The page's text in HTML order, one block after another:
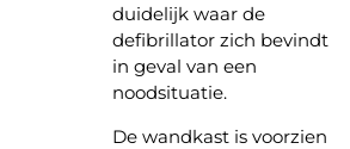
duidelijk waar de
defibrillator zich bevindt
in geval van een
noodsituatie.
De wandkast is voorzien